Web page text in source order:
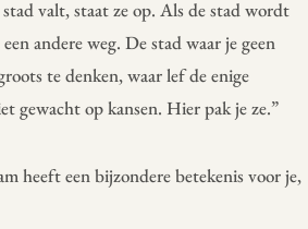
valt, staat ze op. Als de stad wordt
andere weg. De stad waar je geen
te denken, waar lef de enige
gewacht op kansen. Hier pak je ze.”
heeft een bijzondere betekenis voor je,